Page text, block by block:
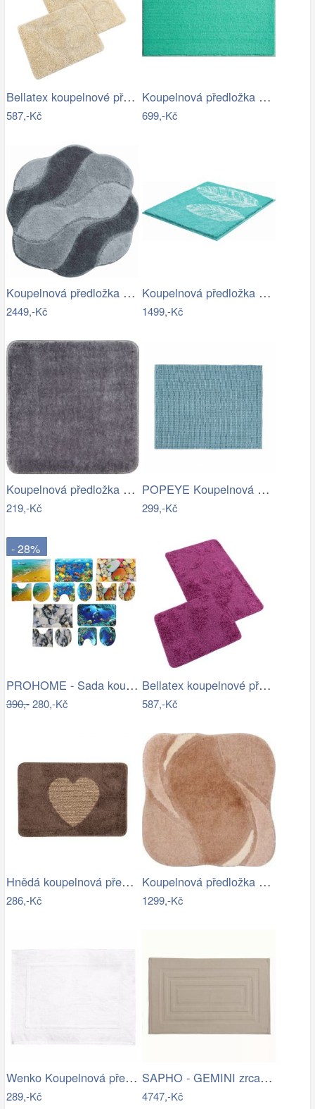
Bellatex koupelnové předložky…
587,-Kč
Koupelnová předložka ROMAN
699,-Kč
Koupelnová předložka CARMEN
2449,-Kč
Koupelnová předložka DUETTO
1499,-Kč
Koupelnová předložka Optima 55x55 cm…
219,-Kč
POPEYE Koupelnová předložka 80 x 60 cm …
299,-Kč
- 28%
PROHOME - Sada koupelnová 3ks různé…
390,-280,-Kč
Bellatex koupelnové předložky…
587,-Kč
Hnědá koupelnová předložka se srdíčkem …
286,-Kč
Koupelnová předložka REGENT
1299,-Kč
Wenko Koupelnová předložka TERRY…
289,-Kč
SAPHO - GEMINI zrcadlo s LED osvětlením…
4747,-Kč